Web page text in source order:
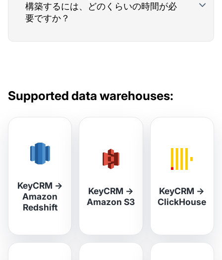
構築するには、どのくらいの時間が必
要ですか？
Supported data warehouses:
KeyCRM →
Amazon
Redshift
KeyCRM →
Amazon S3
KeyCRM →
ClickHouse